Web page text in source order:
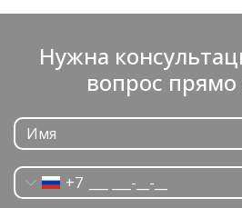
Нужна
вопрос прямо
+7